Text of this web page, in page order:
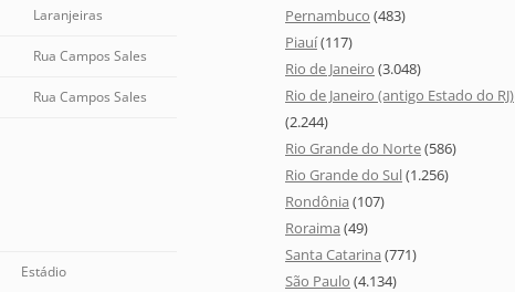
Laranjeiras
Rua Campos Sales
Rua Campos Sales
Estádio
Pernambuco (483)
Piauí(117)
Rio de Janeiro (3.048)
Rio de Janeiro (antigo Estado do RJ)
(2.244)
Rio Grande do Norte(586)
Rio Grande do Sul(1.256)
Rondônia (107)
Roraima (49)
Santa Catarina (771)
São Paulo (4.134)